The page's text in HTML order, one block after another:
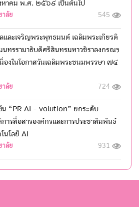
าคม พ.ศ. ๒๕๖๙ เป็นต้นไป
าลัย 545
ละเจริญพระพุทธมนต์ เฉลิมพระเกียรติ
นทรรามาธิบดีศรีสินทรมหาวชิราลงกรณฯ
นื่องในโอกาสวันเฉลิมพระชนมพรรษา ๗๔
าลัย 724
น “PR AI - volution” ยกระดับ
ารสื่อสารองค์กรและการประชาสัมพันธ์
นโลยี AI
าลัย 931